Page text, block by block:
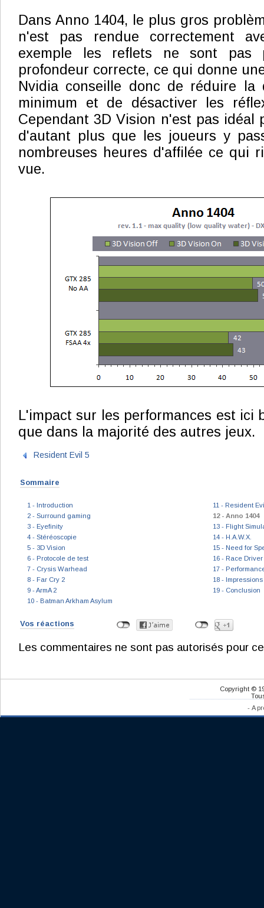
Dans Anno 1404, le plus gros
n'est pas rendue correctement
exemple les reflets ne sont pas
profondeur correcte, ce qui donne
Nvidia conseille donc de réduire
minimum et de désactiver les
Cependant 3D Vision n'est pas idéal
d'autant plus que les joueurs y
nombreuses heures d'affilée ce qui
vue.
L'impact sur les performances est ici
que dans la majorité des autres jeux.
Resident Evil 5
Sommaire
1 - Introduction
2 - Surround gaming
3 - Eyefinity
4 - Stéréoscopie
5 - 3D Vision
6 - Protocole de test
7 - Crysis Warhead
8 - Far Cry 2
9 - ArmA 2
10 - Batman Arkham Asylum
11 - Resident
12 - Anno 1404
13 - Flight
14 - H.A.W.X.
15 - Need for
16 - Race Driver
17 -
18 - Impressions
19 - Conclusion
Vos réactions
Les commentaires ne sont pas autorisés pour
Copyright ©
- A